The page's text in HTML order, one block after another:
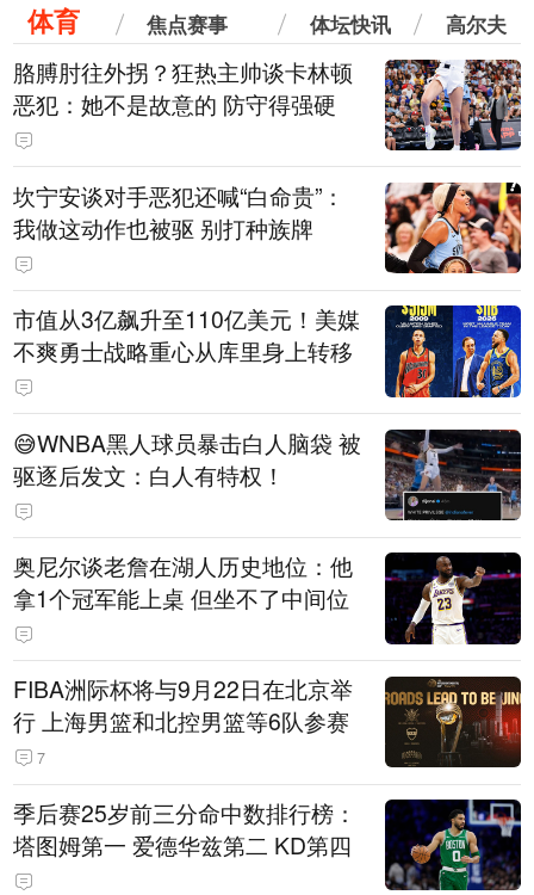
体育 焦点赛事 体坛快讯 高尔夫
胳膊肘往外拐？狂热主帅谈卡林顿
恶犯：她不是故意的 防守得强硬
坎宁安谈对手恶犯还喊“白命贵”：
我做这动作也被驱 别打种族牌
市值从3亿飙升至110亿美元！美媒
不爽勇士战略重心从库里身上转移
😅WNBA黑人球员暴击白人脑袋 被
驱逐后发文：白人有特权！
奥尼尔谈老詹在湖人历史地位：他
拿1个冠军能上桌 但坐不了中间位
FIBA洲际杯将与9月22日在北京举
行 上海男篮和北控男篮等6队参赛
7
季后赛25岁前三分命中数排行榜：
塔图姆第一 爱德华兹第二 KD第四